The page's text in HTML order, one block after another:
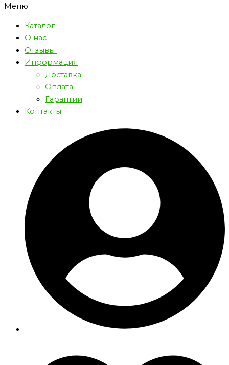
Меню
Каталог
О нас
Отзывы
Информация
Доставка
Оплата
Гарантии
Контакты